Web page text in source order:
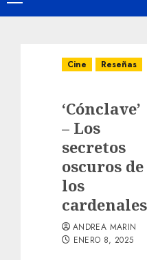
Cine Reseñas
‘Cónclave’
– Los
secretos
oscuros de
los
cardenales
ANDREA MARIN
ENERO 8, 2025